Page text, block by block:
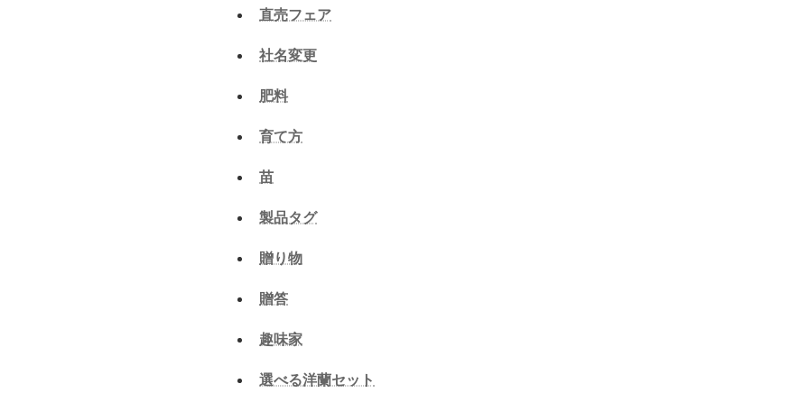
直売フェア
社名変更
肥料
育て方
苗
製品タグ
贈り物
贈答
趣味家
選べる洋蘭セット